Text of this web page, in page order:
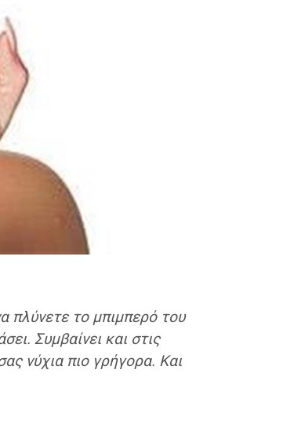
πλύνετε το μπιμπερό του
Συμβαίνει και στις
νύχια πιο γρήγορα. Και